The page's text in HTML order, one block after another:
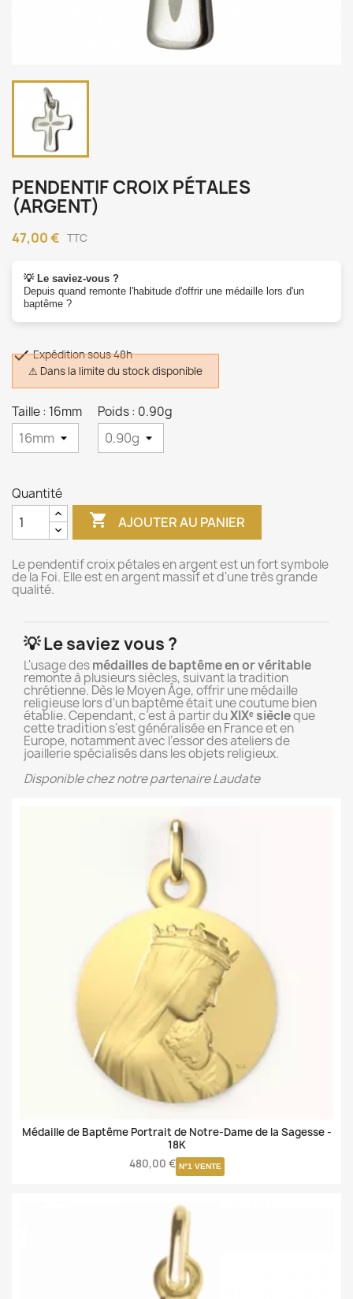
PENDENTIF CROIX PÉTALES
(ARGENT)
47,00 € TTC
💡 Le saviez-vous ?
Depuis quand remonte l'habitude d'offrir une médaille lors d'un
baptême ?
Expédition sous 48h
⚠ Dans la limite du stock disponible
Taille : 16mm Poids : 0.90g
Quantité
 AJOUTER AU PANIER
Le pendentif croix pétales en argent est un fort symbole
de la Foi. Elle est en argent massif et d'une très grande
qualité.
💡 Le saviez vous ?
L'usage desmédailles de baptême en or véritable
remonte à plusieurs siècles, suivant la tradition
chrétienne. Dès le Moyen Âge, offrir une médaille
religieuse lors d'un baptême était une coutume bien
établie. Cependant, c’est à partir duXIXᵉ siècleque
cette tradition s’est généralisée en France et en
Europe, notamment avec l’essor des ateliers de
joaillerie spécialisés dans les objets religieux.
Disponible chez notre partenaire Laudate
Médaille de Baptême Portrait de Notre-Dame de la Sagesse -
18K
480,00 € N°1 VENTE